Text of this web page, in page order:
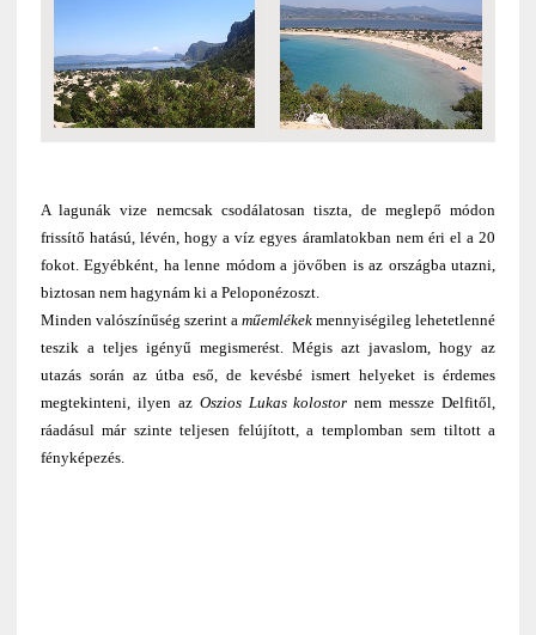
A lagunák vize nemcsak csodálatosan tiszta, de meglepő módon
frissítő hatású, lévén, hogy a víz egyes áramlatokban nem éri el a 20
fokot. Egyébként, ha lenne módom a jövőben is az országba utazni,
biztosan nem hagynám ki a Peloponézoszt.
Minden valószínűség szerint aműemlékek mennyiségileg lehetetlenné
teszik a teljes igényű megismerést. Mégis azt javaslom, hogy az
utazás során az útba eső, de kevésbé ismert helyeket is érdemes
megtekinteni, ilyen az Oszios Lukas kolostor nem messze Delfitől,
ráadásul már szinte teljesen felújított, a templomban sem tiltott a
fényképezés.